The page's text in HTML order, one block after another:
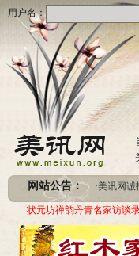
用户名：
网站公告：
·美讯网诚
· 中国书
圆梦助学 爱
·美讯网诚
·中国书画
· 圆梦助学 爱
状元坊禅韵丹青名家访谈